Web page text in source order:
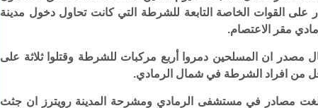
على القوات الخاصة التابعة للشرطة التي كانت تحاول دخول مدينة
مقر الاعتصام.
مصدر ان المسلحين دمروا أربع مركبات للشرطة وقتلوا ثلاثة على
من افراد الشرطة في شمال الرمادي.
مصادر في مستشفى الرمادي ومشرحة المدينة رويترز ان جثث